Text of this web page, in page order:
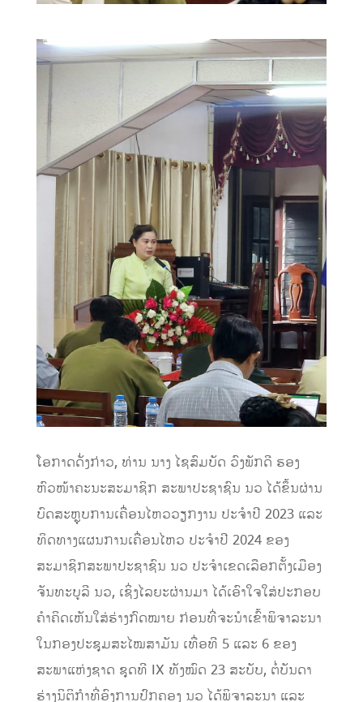
ໂອກາດດັ່ງກ່າວ, ທ່ານ ນາງ ໄຊສົມບັດ ວົງພັກດີ ຮອງ
ຫົວໜ້າຄະນະສະມາຊິກ ສະພາປະຊາຊົນ ນວ ໄດ້ຂຶ້ນຜ່ານ
ບົດສະຫຼຸບການເຄື່ອນໄຫວວຽກງານ ປະຈຳປີ 2023 ແລະ
ທິດທາງແຜນການເຄື່ອນໄຫວ ປະຈຳປີ 2024 ຂອງ
ສະມາຊິກສະພາປະຊາຊົນ ນວ ປະຈຳເຂດເລືອກຕັ້ງເມືອງ
ຈັນທະບູລີ ນວ, ເຊິ່ງໄລຍະຜ່ານມາ ໄດ້ເອົາໃຈໃສ່ປະກອບ
ຄຳຄິດເຫັນໃສ່ຮ່າງກົດໝາຍ ກ່ອນທີ່ຈະນຳເຂົ້າພິຈາລະນາ
ໃນກອງປະຊຸມສະໄໝສາມັນ ເທື່ອທີ 5 ແລະ 6 ຂອງ
ສະພາແຫ່ງຊາດ ຊຸດທີ IX ທັງໝົດ 23 ສະບັບ, ຕໍ່ບັນດາ
ຮ່າງນິຕິກຳທີ່ອົງການປົກຄອງ ນວ ໄດ້ພິຈາລະນາ ແລະ